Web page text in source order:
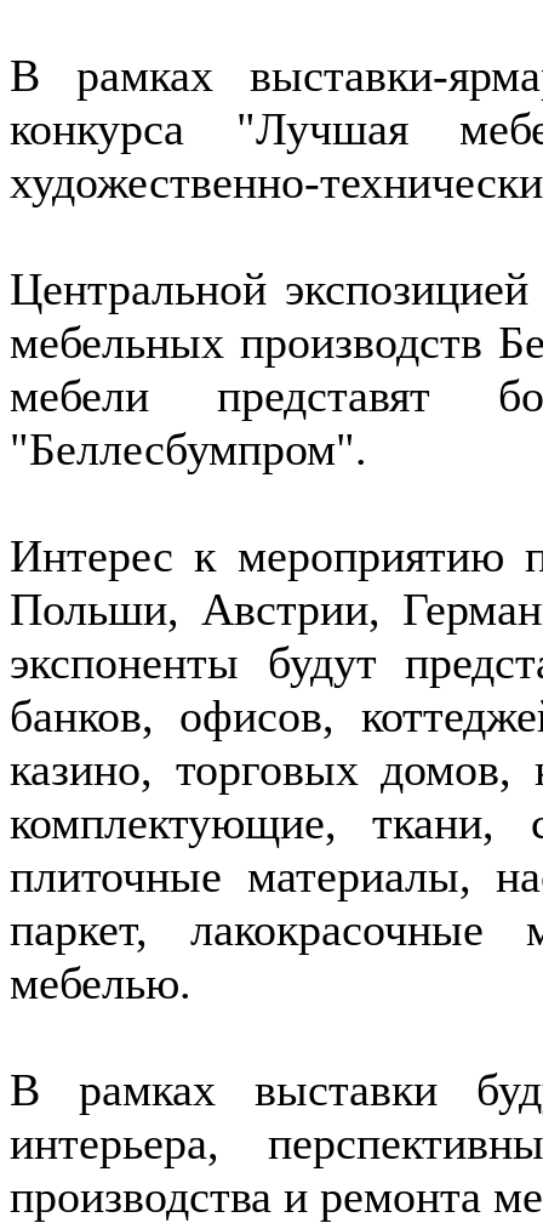
В рамках выставки-
конкурса "Лучшая
художественно-
Центральной
мебельных производств
мебели представят
"Беллесбумпром".
Интерес к мероприятию
Польши, Австрии,
экспоненты будут
банков, офисов,
казино, торговых
комплектующие, ткани,
плиточные материалы,
паркет,
мебелью.
В рамках выставки
интерьера,
производства и ремонта